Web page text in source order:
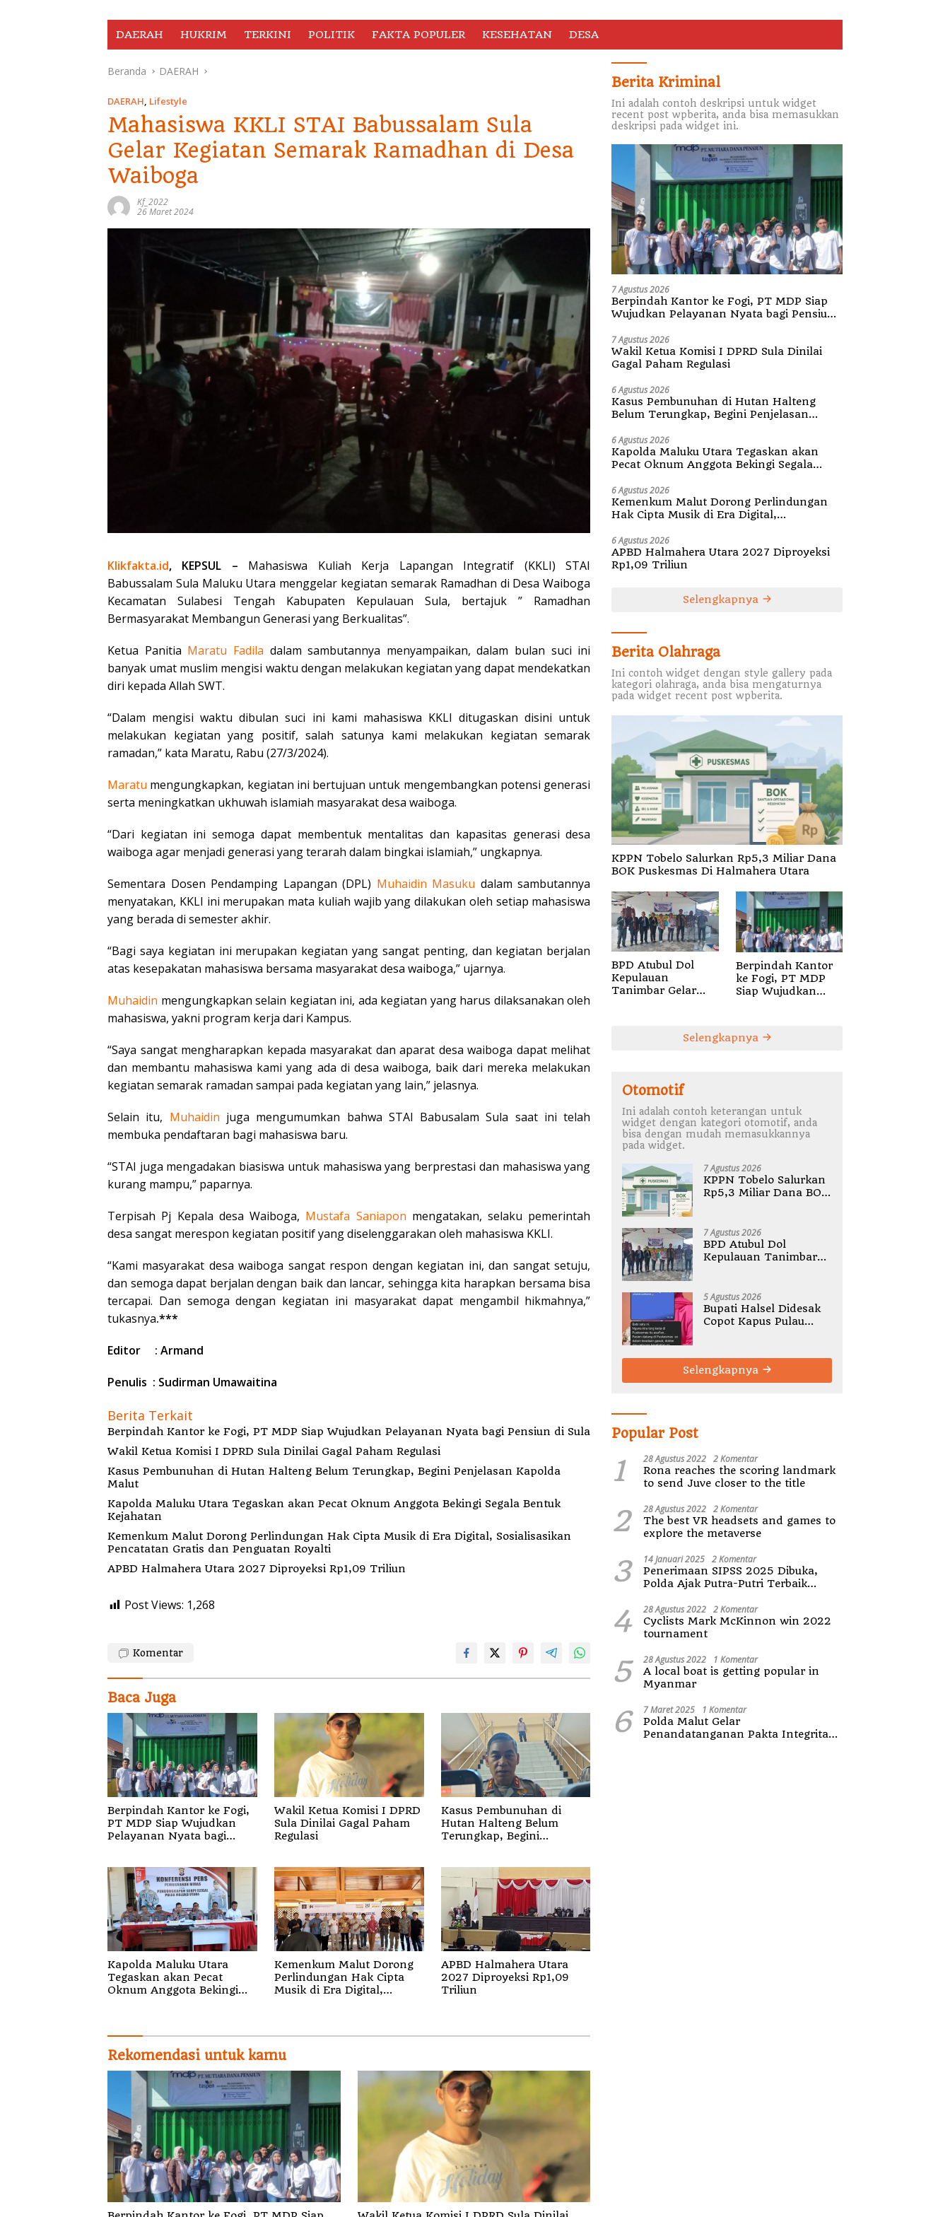
DAERAH HUKRIM TERKINI POLITIK FAKTA POPULER KESEHATAN DESA
Beranda DAERAH
DAERAH, Lifestyle
Mahasiswa KKLI STAI Babussalam Sula
Gelar Kegiatan Semarak Ramadhan di Desa
Waiboga
Kf_2022
26 Maret 2024
Klikfakta.id, KEPSUL – Mahasiswa Kuliah Kerja Lapangan Integratif (KKLI) STAI
Babussalam Sula Maluku Utara menggelar kegiatan semarak Ramadhan di Desa Waiboga
Kecamatan Sulabesi Tengah Kabupaten Kepulauan Sula, bertajuk ” Ramadhan
Bermasyarakat Membangun Generasi yang Berkualitas”.
Ketua Panitia Maratu Fadila dalam sambutannya menyampaikan, dalam bulan suci ini
banyak umat muslim mengisi waktu dengan melakukan kegiatan yang dapat mendekatkan
diri kepada Allah SWT.
“Dalam mengisi waktu dibulan suci ini kami mahasiswa KKLI ditugaskan disini untuk
melakukan kegiatan yang positif, salah satunya kami melakukan kegiatan semarak
ramadan,” kata Maratu, Rabu (27/3/2024).
Maratu mengungkapkan, kegiatan ini bertujuan untuk mengembangkan potensi generasi
serta meningkatkan ukhuwah islamiah masyarakat desa waiboga.
“Dari kegiatan ini semoga dapat membentuk mentalitas dan kapasitas generasi desa
waiboga agar menjadi generasi yang terarah dalam bingkai islamiah,” ungkapnya.
Sementara Dosen Pendamping Lapangan (DPL) Muhaidin Masuku dalam sambutannya
menyatakan, KKLI ini merupakan mata kuliah wajib yang dilakukan oleh setiap mahasiswa
yang berada di semester akhir.
“Bagi saya kegiatan ini merupakan kegiatan yang sangat penting, dan kegiatan berjalan
atas kesepakatan mahasiswa bersama masyarakat desa waiboga,” ujarnya.
Muhaidin mengungkapkan selain kegiatan ini, ada kegiatan yang harus dilaksanakan oleh
mahasiswa, yakni program kerja dari Kampus.
“Saya sangat mengharapkan kepada masyarakat dan aparat desa waiboga dapat melihat
dan membantu mahasiswa kami yang ada di desa waiboga, baik dari mereka melakukan
kegiatan semarak ramadan sampai pada kegiatan yang lain,” jelasnya.
Selain itu, Muhaidin juga mengumumkan bahwa STAI Babusalam Sula saat ini telah
membuka pendaftaran bagi mahasiswa baru.
“STAI juga mengadakan biasiswa untuk mahasiswa yang berprestasi dan mahasiswa yang
kurang mampu,” paparnya.
Terpisah Pj Kepala desa Waiboga, Mustafa Saniapon mengatakan, selaku pemerintah
desa sangat merespon kegiatan positif yang diselenggarakan oleh mahasiswa KKLI.
“Kami masyarakat desa waiboga sangat respon dengan kegiatan ini, dan sangat setuju,
dan semoga dapat berjalan dengan baik dan lancar, sehingga kita harapkan bersama bisa
tercapai. Dan semoga dengan kegiatan ini masyarakat dapat mengambil hikmahnya,”
tukasnya.***
Editor : Armand
Penulis : Sudirman Umawaitina
Berita Terkait
Berpindah Kantor ke Fogi, PT MDP Siap Wujudkan Pelayanan Nyata bagi Pensiun di Sula
Wakil Ketua Komisi I DPRD Sula Dinilai Gagal Paham Regulasi
Kasus Pembunuhan di Hutan Halteng Belum Terungkap, Begini Penjelasan Kapolda
Malut
Kapolda Maluku Utara Tegaskan akan Pecat Oknum Anggota Bekingi Segala Bentuk
Kejahatan
Kemenkum Malut Dorong Perlindungan Hak Cipta Musik di Era Digital, Sosialisasikan
Pencatatan Gratis dan Penguatan Royalti
APBD Halmahera Utara 2027 Diproyeksi Rp1,09 Triliun
Post Views: 1,268
Komentar
Baca Juga
Berpindah Kantor ke Fogi,
PT MDP Siap Wujudkan
Pelayanan Nyata bagi
Wakil Ketua Komisi I DPRD
Sula Dinilai Gagal Paham
Regulasi
Kasus Pembunuhan di
Hutan Halteng Belum
Terungkap, Begini
Kapolda Maluku Utara
Tegaskan akan Pecat
Oknum Anggota Bekingi
Kemenkum Malut Dorong
Perlindungan Hak Cipta
Musik di Era Digital,
APBD Halmahera Utara
2027 Diproyeksi Rp1,09
Triliun
Rekomendasi untuk kamu
Berita Kriminal
Ini adalah contoh deskripsi untuk widget
recent post wpberita, anda bisa memasukkan
deskripsi pada widget ini.
7 Agustus 2026
Berpindah Kantor ke Fogi, PT MDP Siap
Wujudkan Pelayanan Nyata bagi Pensiun
7 Agustus 2026
Wakil Ketua Komisi I DPRD Sula Dinilai
Gagal Paham Regulasi
6 Agustus 2026
Kasus Pembunuhan di Hutan Halteng
Belum Terungkap, Begini Penjelasan
6 Agustus 2026
Kapolda Maluku Utara Tegaskan akan
Pecat Oknum Anggota Bekingi Segala
6 Agustus 2026
Kemenkum Malut Dorong Perlindungan
Hak Cipta Musik di Era Digital,
Penguatan Royalti
6 Agustus 2026
APBD Halmahera Utara 2027 Diproyeksi
Rp1,09 Triliun
Selengkapnya
Berita Olahraga
Ini contoh widget dengan style gallery pada
kategori olahraga, anda bisa mengaturnya
pada widget recent post wpberita.
KPPN Tobelo Salurkan Rp5,3 Miliar Dana
BOK Puskesmas Di Halmahera Utara
BPD Atubul Dol
Kepulauan
Tanimbar Gelar
Berpindah Kantor
ke Fogi, PT MDP
Siap Wujudkan
Selengkapnya
Otomotif
Ini adalah contoh keterangan untuk
widget dengan kategori otomotif, anda
bisa dengan mudah memasukkannya
pada widget.
7 Agustus 2026
KPPN Tobelo Salurkan
Rp5,3 Miliar Dana BOK
7 Agustus 2026
BPD Atubul Dol
Kepulauan Tanimbar
5 Agustus 2026
Bupati Halsel Didesak
Copot Kapus Pulau
Selengkapnya
Popular Post
1 28 Agustus 2022 2 Komentar
Rona reaches the scoring landmark
to send Juve closer to the title
2 28 Agustus 2022 2 Komentar
The best VR headsets and games to
explore the metaverse
3 14 Januari 2025 2 Komentar
Penerimaan SIPSS 2025 Dibuka,
Polda Ajak Putra-Putri Terbaik
4 28 Agustus 2022 2 Komentar
Cyclists Mark McKinnon win 2022
tournament
5 28 Agustus 2022 1 Komentar
A local boat is getting popular in
Myanmar
6 7 Maret 2025 1 Komentar
Polda Malut Gelar
Penandatanganan Pakta Integritas